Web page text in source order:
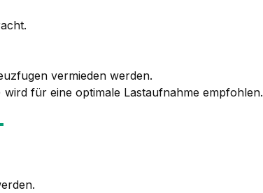
vermieden werden.
für eine optimale Lastaufnahme empfohlen.